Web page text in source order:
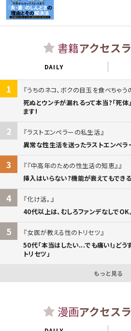
書籍アクセス
DAILY
1
うちのネコ、ボクの目玉を食べちゃう
死ぬとウンチが漏れるって本当?「死
ます!
2
ラストエンペラーの私生活
異常な性生活を送ったラストエンペラ
3
『中高年のための性生活の知恵』
挿入はいらない?機能が衰えてもでき
4
化け活。
40代以上は、むしろファンデなしで
5
女医が教える性のトリセツ
50代「本当はしたい...でも痛い!」どう
トリセツ」
もっと見る
漫画アクセス